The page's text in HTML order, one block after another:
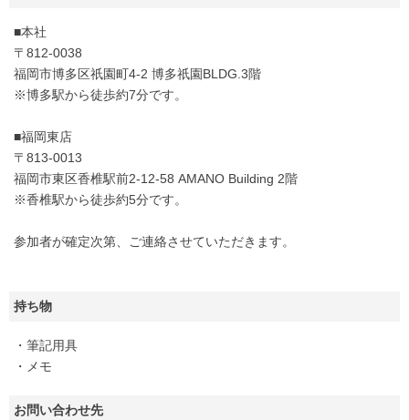
■本社
〒812-0038
福岡市博多区祇園町4-2 博多祇園BLDG.3階
※博多駅から徒歩約7分です。
■福岡東店
〒813-0013
福岡市東区香椎駅前2-12-58 AMANO Building 2階
※香椎駅から徒歩約5分です。
参加者が確定次第、ご連絡させていただきます。
持ち物
・筆記用具
・メモ
お問い合わせ先